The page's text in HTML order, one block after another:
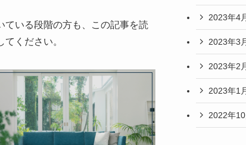
ている段階の方も、この記事を読
ください。
2023年4
2023年3
2023年2
2023年1
2022年10